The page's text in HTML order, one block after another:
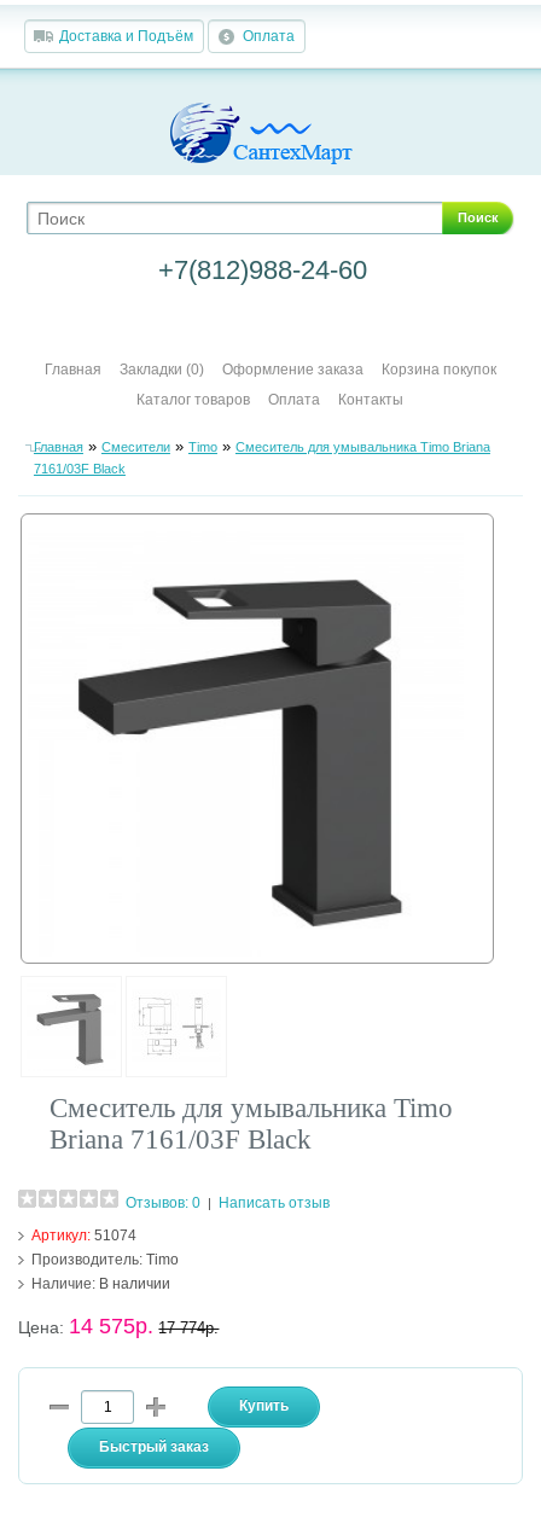
Доставка и Подъём Оплата
Поиск
+7(812)988-24-60
Главная Закладки (0) Оформление заказа
Корзина покупок
Каталог товаров
Оплата Контакты
Главная» Смесители» Timo» Смеситель для умывальника Timo Briana
7161/03F Black
Смеситель для умывальника Timo
Briana 7161/03F Black
Отзывов: 0
Написать отзыв
Артикул:51074
Производитель: Timo
Наличие: В наличии
Цена: 14 575р. 17 774р.